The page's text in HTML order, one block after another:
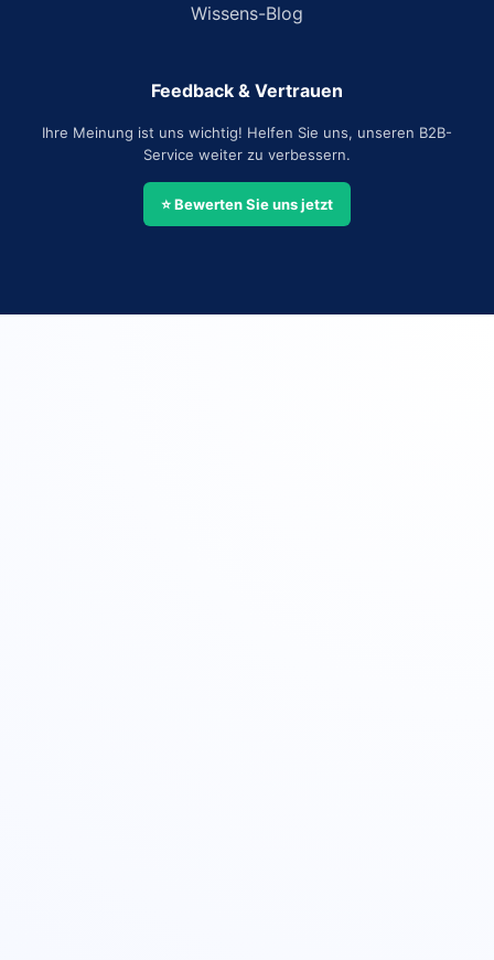
Wissens-Blog
Feedback & Vertrauen
Ihre Meinung ist uns wichtig! Helfen Sie uns, unseren B2B-
Service weiter zu verbessern.
⭐ Bewerten Sie uns jetzt